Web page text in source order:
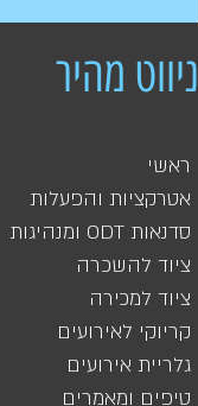
ניווט מהיר
ראשי
אטרקציות והפעלות
סדנאות ODT ומנהיגות
ציוד להשכרה
ציוד למכירה
קריוקי לאירועים
גלריית אירועים
טיפים ומאמרים